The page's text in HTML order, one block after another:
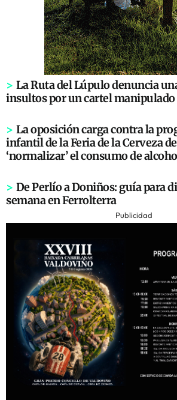
> La Ruta del Lúpulo denuncia
insultos por un cartel manipulado
> La oposición carga contra la
infantil de la Feria de la Cerveza
‘normalizar’ el consumo de
> De Perlío a Doniños: guía para
semana en Ferrolterra
Publicidad